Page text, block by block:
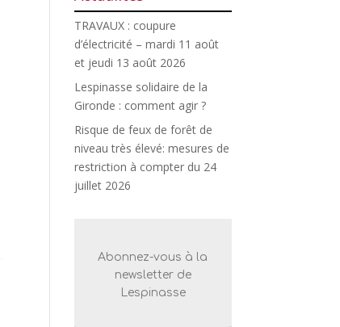
TRAVAUX : coupure
d’électricité – mardi 11 août
et jeudi 13 août 2026
Lespinasse solidaire de la
Gironde : comment agir ?
Risque de feux de forêt de
niveau très élevé: mesures de
restriction à compter du 24
juillet 2026
Abonnez-vous à la
newsletter de
Lespinasse